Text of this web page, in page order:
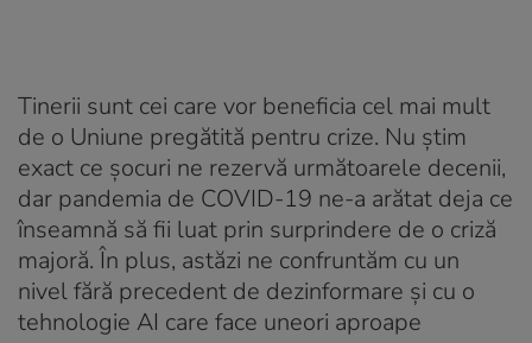
Tinerii sunt cei care vor beneficia cel mai mult
de o Uniune pregătită pentru crize. Nu știm
exact ce șocuri ne rezervă următoarele decenii,
dar pandemia de COVID-19 ne-a arătat deja ce
înseamnă să fii luat prin surprindere de o criză
majoră. În plus, astăzi ne confruntăm cu un
nivel fără precedent de dezinformare și cu o
tehnologie AI care face uneori aproape